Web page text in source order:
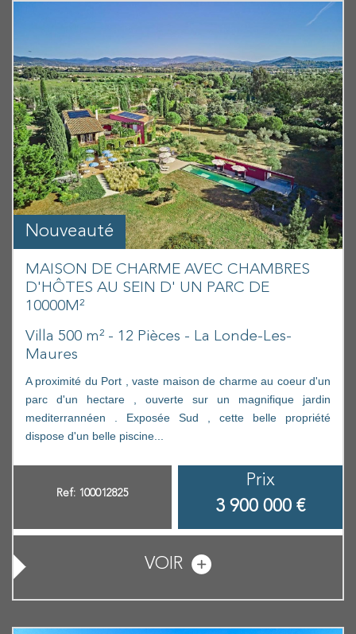
Nouveauté
MAISON DE CHARME AVEC CHAMBRES
D'HÔTES AU SEIN D' UN PARC DE
10000M²
Villa 500 m² - 12 Pièces - La Londe-Les-
Maures
A proximité du Port , vaste maison de charme au coeur d'un
parc d'un hectare , ouverte sur un magnifique jardin
mediterrannéen . Exposée Sud , cette belle propriété
dispose d'un belle piscine...
Ref: 100012825
Prix
3 900 000 €
VOIR